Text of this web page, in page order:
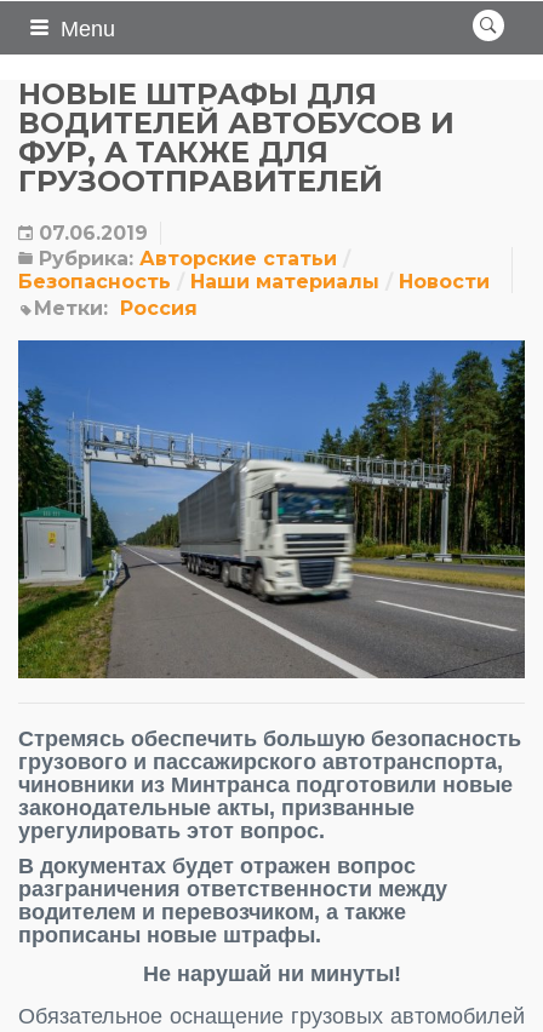
Menu
НОВЫЕ ШТРАФЫ ДЛЯ
ВОДИТЕЛЕЙ АВТОБУСОВ И
ФУР, А ТАКЖЕ ДЛЯ
ГРУЗООТПРАВИТЕЛЕЙ
07.06.2019
Рубрика: Авторские статьи
Безопасность
Наши материалы
Новости
Метки: Россия
Стремясь обеспечить большую безопасность
грузового и пассажирского автотранспорта,
чиновники из Минтранса подготовили новые
законодательные акты, призванные
урегулировать этот вопрос.
В документах будет отражен вопрос
разграничения ответственности между
водителем и перевозчиком, а также
прописаны новые штрафы.
Не нарушай ни минуты!
Обязательное оснащение грузовых автомобилей